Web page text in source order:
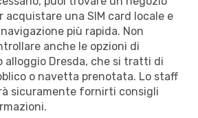
acquistare una SIM card locale e
più rapida. Non
anche le opzioni di
alloggio Dresda, che si tratti di
o navetta prenotata. Lo staff
sicuramente fornirti consigli